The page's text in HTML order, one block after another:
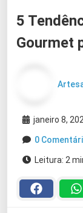
5
Gourmet
janeiro 8,
0
Leitura: 2